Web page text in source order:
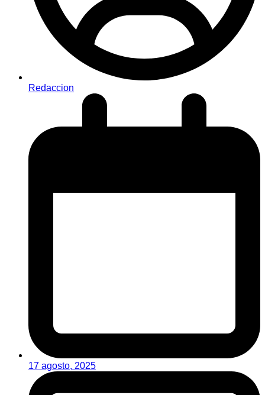
Redaccion
17 agosto, 2025